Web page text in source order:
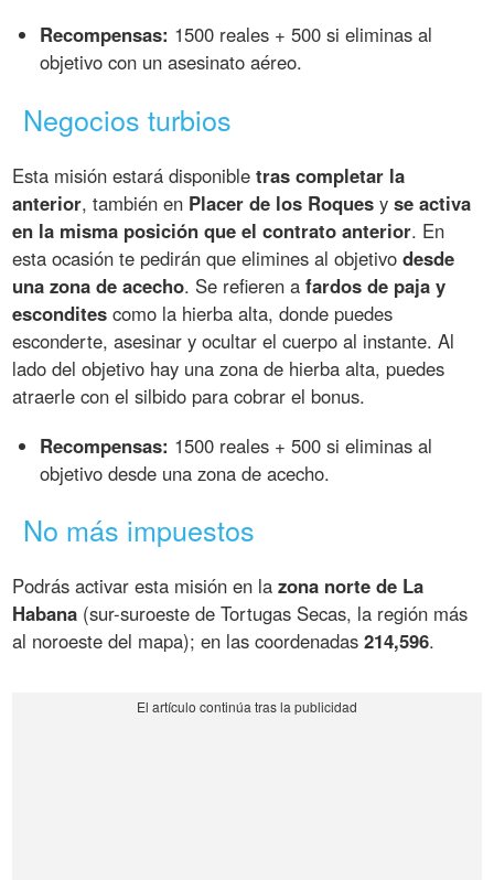
Recompensas: 1500 reales + 500 si eliminas al
objetivo con un asesinato aéreo.
Negocios turbios
Esta misión estará disponibletras completar la
anterior, también en Placer de los Roques yse activa
en la misma posición que el contrato anterior. En
esta ocasión te pedirán que elimines al objetivodesde
una zona de acecho. Se refieren afardos de paja y
escondites como la hierba alta, donde puedes
esconderte, asesinar y ocultar el cuerpo al instante. Al
lado del objetivo hay una zona de hierba alta, puedes
atraerle con el silbido para cobrar el bonus.
Recompensas: 1500 reales + 500 si eliminas al
objetivo desde una zona de acecho.
No más impuestos
Podrás activar esta misión en lazona norte de La
Habana (sur-suroeste de Tortugas Secas, la región más
al noroeste del mapa); en las coordenadas214,596.